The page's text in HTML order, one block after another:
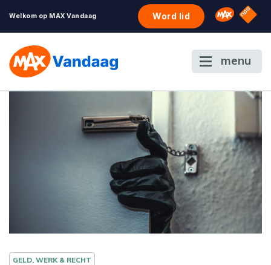
Welkom op MAX Vandaag Word lid Omroep
NPO
menu
GELD, WERK & RECHT